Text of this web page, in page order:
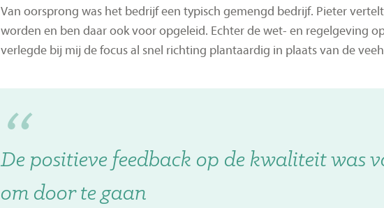
Van oorsprong was het bedrijf een typisch gemengd bedrijf. Pieter
worden en ben daar ook voor opgeleid. Echter de wet- en regelgeving
verlegde bij mij de focus al snel richting plantaardig in plaats van de
De positieve feedback op de kwaliteit was
om door te gaan